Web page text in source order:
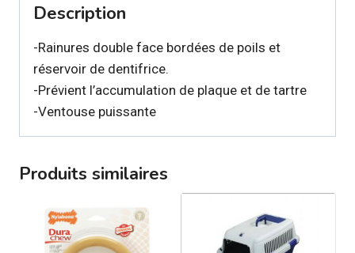
Description
-Rainures double face bordées de poils et
réservoir de dentifrice.
-Prévient l’accumulation de plaque et de tartre
-Ventouse puissante
Produits similaires